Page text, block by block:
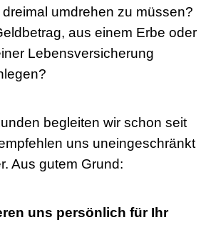
umdrehen zu müssen?
aus einem Erbe oder
Lebensversicherung
begleiten wir schon seit
uns uneingeschränkt
Aus gutem Grund:
uns persönlich für Ihr